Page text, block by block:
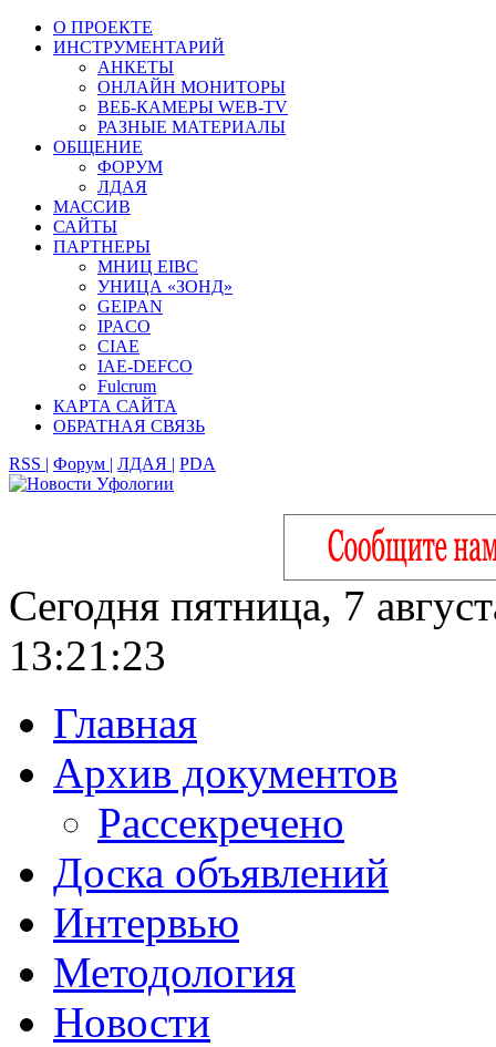
О ПРОЕКТЕ
ИНСТРУМЕНТАРИЙ
АНКЕТЫ
ОНЛАЙН МОНИТОРЫ
ВЕБ-КАМЕРЫ WEB-TV
РАЗНЫЕ МАТЕРИАЛЫ
ОБЩЕНИЕ
ФОРУМ
ЛДАЯ
МАССИВ
САЙТЫ
ПАРТНЕРЫ
МНИЦ EIBC
УНИЦА «ЗОНД»
GEIPAN
IPACO
CIAE
IAE-DEFCO
Fulcrum
КАРТА САЙТА
ОБРАТНАЯ СВЯЗЬ
RSS | Форум | ЛДАЯ | PDA
Сегодня пятница, 7
13:21:24
Главная
Архив документов
Рассекречено
Доска объявлений
Интервью
Методология
Новости